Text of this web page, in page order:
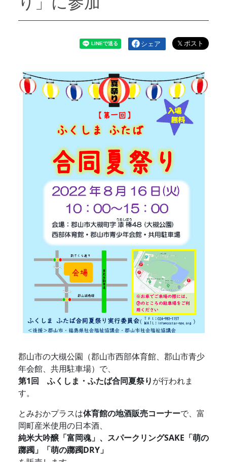
シェア
郡山市の大槻公園（郡山市西部体育館、郡山市青少
年会館、共用駐車場）で、
第1回 ふくしま・ふたば合同夏祭りが行われま
す。
とみおかプラスは体育館の地酒販売コーナーで、富
岡町産米使用の日本酒、
純米大吟醸「富岡魂」、スパークリングSAKE「萌の
躑躅」「萌の躑躅DRY」